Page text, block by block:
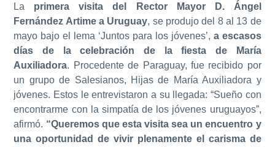
La primera visita del Rector Mayor D. Ángel
Fernández Artime a Uruguay, se produjo del 8 al 13 de
mayo bajo el lema ‘Juntos para los jóvenes’, a escasos
días de la celebración de la fiesta de María
Auxiliadora. Procedente de Paraguay, fue recibido por
un grupo de Salesianos, Hijas de María Auxiliadora y
jóvenes. Estos le entrevistaron a su llegada: “Sueño con
encontrarme con la simpatía de los jóvenes uruguayos”,
afirmó. “Queremos que esta visita sea un encuentro y
una oportunidad de vivir plenamente el carisma de